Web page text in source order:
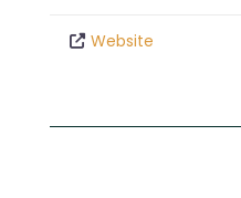
Website